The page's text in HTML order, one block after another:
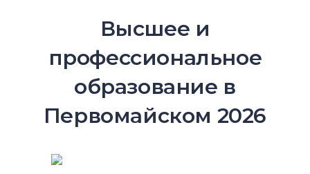
Высшее и
профессиональное
образование в
Первомайском 2026